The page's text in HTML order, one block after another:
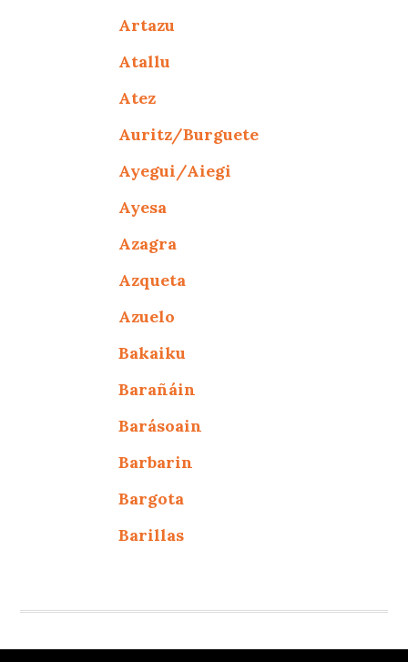
Artazu
Atallu
Atez
Auritz/Burguete
Ayegui/Aiegi
Ayesa
Azagra
Azqueta
Azuelo
Bakaiku
Barañáin
Barásoain
Barbarin
Bargota
Barillas